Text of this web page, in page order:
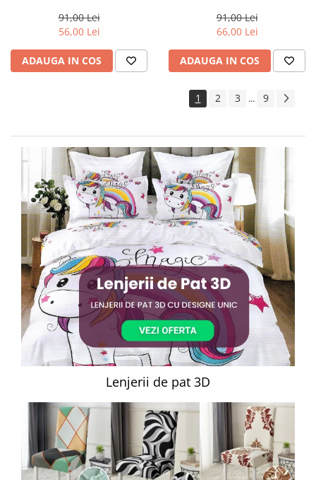
91,00 Lei
56,00 Lei
ADAUGA IN COS
91,00 Lei
66,00 Lei
ADAUGA IN COS
1 2 3 ... 9
Lenjerii de pat 3D